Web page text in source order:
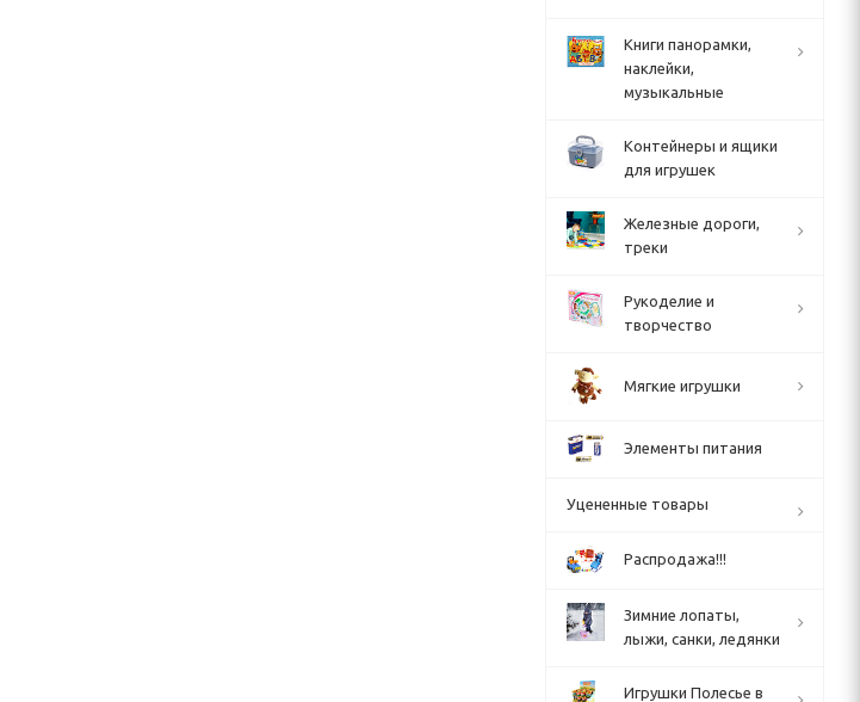
Книги панорамки,
наклейки,
музыкальные
Контейнеры и ящики
для игрушек
Железные дороги,
треки
Рукоделие и
творчество
Мягкие игрушки
Элементы питания
Уцененные товары
Распродажа!!!
Зимние лопаты,
лыжи, санки, ледянки
Игрушки Полесье в